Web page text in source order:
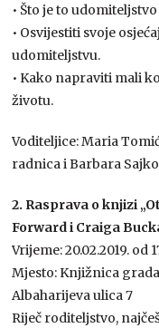
• Što je to
• Osvijestiti svoje
udomiteljstvu.
• Kako napraviti mali
životu.
Voditeljice: Maria
radnica i Barbara
2. Rasprava o knjizi
Forward i Craiga
Vrijeme: 20.02.2019. od
Mjesto: Knjižnica
Albaharijeva ulica 7
Riječ roditeljstvo,